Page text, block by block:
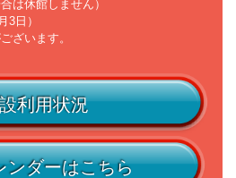
は休館しません）
3日）
ざいます。
利用状況
ンダーはこちら